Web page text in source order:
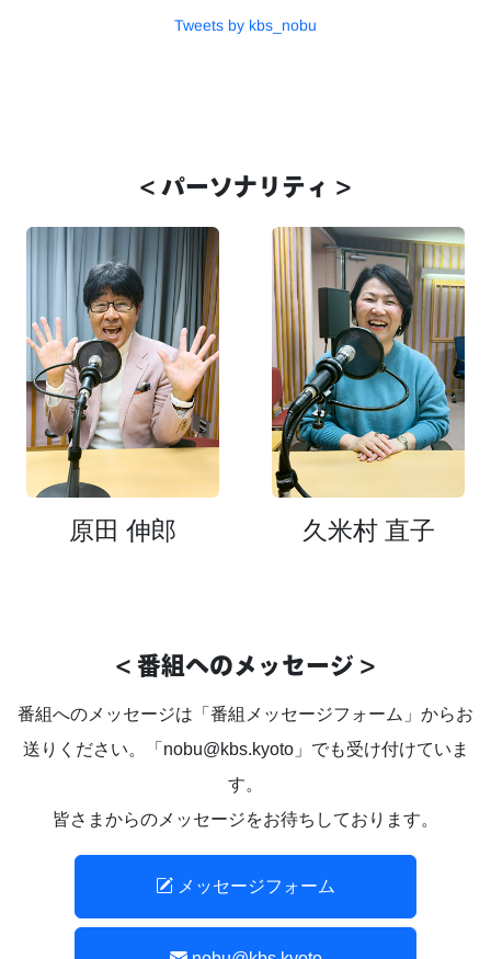
Tweets by kbs_nobu
< パーソナリティ >
原田 伸郎 久米村 直子
< 番組へのメッセージ >
番組へのメッセージは「番組メッセージフォーム」からお
送りください。「nobu@kbs.kyoto」でも受け付けていま
す。
皆さまからのメッセージをお待ちしております。
メッセージフォーム